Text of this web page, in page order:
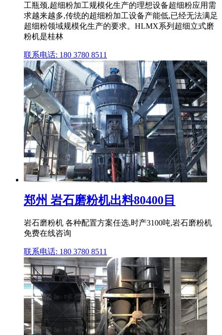
工瓶颈,超细粉加工规模化生产的理想设备超细粉应用需
求越来越多,传统的超细粉加工设备产能低,已经无法满足
超细粉领域规模化生产的要求。HLMX系列超细立式磨
粉机是桂林
联系电话: 180 3780 8511
郑州 岩石磨粉机出料80400目
岩石磨粉机 各种配置方案任选,时产3100吨,岩石磨粉机
免费在线咨询
联系电话: 180 3780 8511